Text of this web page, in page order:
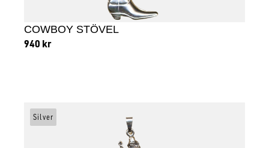
COWBOY STÖVEL
940 kr
Silver